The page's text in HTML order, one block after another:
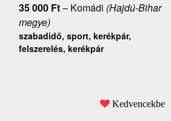
35 000 Ft– Komádi (Hajdú-Bihar
megye)
szabadidő, sport, kerékpár,
felszerelés, kerékpár
Kedvencekbe